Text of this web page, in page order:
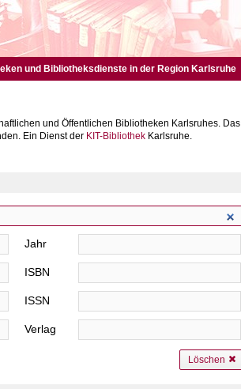
und Bibliotheksdienste in der Region Karlsruhe
und Öffentlichen Bibliotheken Karlsruhes. Das
Ein Dienst der KIT-Bibliothek Karlsruhe.
Jahr
ISBN
ISSN
Verlag
Löschen